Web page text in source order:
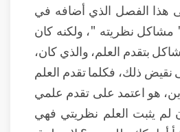
هذا الفصل الذي أضافه في
مشاكل نظريته "، ولكنه كان
بتقدم العلم، والذي كان،
ذلك، فكلما تقدم العلم
هو اعتمد على تقدم علمي
لم يثبت العلم نظريتي فهي